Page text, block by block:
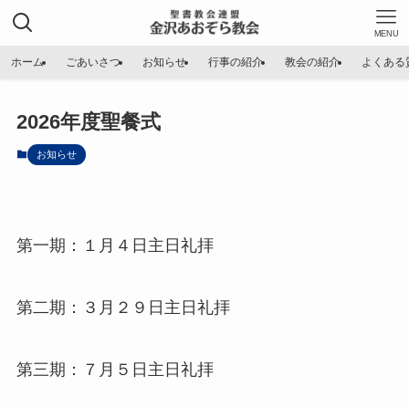
MENU
ホーム ごあいさつ お知らせ 行事の紹介 教会の紹介 よくある
2026年度聖餐式
お知らせ
第一期：１月４日主日礼拝
第二期：３月２９日主日礼拝
第三期：７月５日主日礼拝